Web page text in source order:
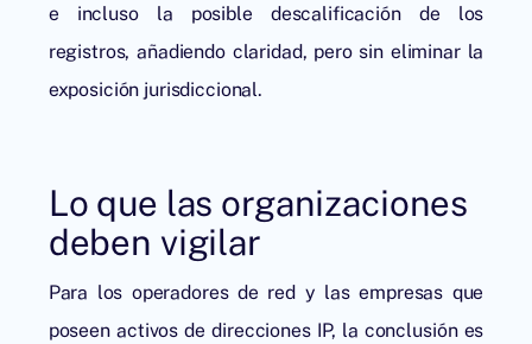
e incluso la posible descalificación de los
registros, añadiendo claridad, pero sin eliminar la
exposición jurisdiccional.
Lo que las organizaciones
deben vigilar
Para los operadores de red y las empresas que
poseen activos de direcciones IP, la conclusión es